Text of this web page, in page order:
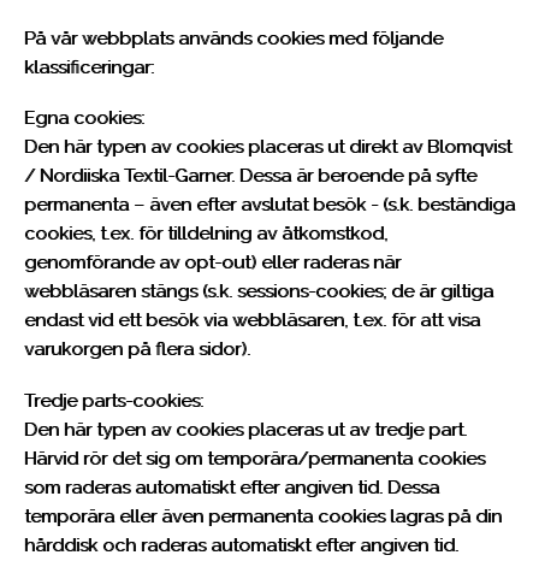
På vår webbplats används cookies med följande
klassificeringar:
Egna cookies:
Den här typen av cookies placeras ut direkt av Blomqvist
/ Nordiiska Textil-Garner. Dessa är beroende på syfte
permanenta – även efter avslutat besök - (s.k. beständiga
cookies, t.ex. för tilldelning av åtkomstkod,
genomförande av opt-out) eller raderas när
webbläsaren stängs (s.k. sessions-cookies; de är giltiga
endast vid ett besök via webbläsaren, t.ex. för att visa
varukorgen på flera sidor).
Tredje parts-cookies:
Den här typen av cookies placeras ut av tredje part.
Härvid rör det sig om temporära/permanenta cookies
som raderas automatiskt efter angiven tid. Dessa
temporära eller även permanenta cookies lagras på din
hårddisk och raderas automatiskt efter angiven tid.